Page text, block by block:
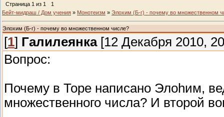
Страница 1 из 1
1
Бейт-мидраш / Дом учения » Монотеизм » Элохим (Б-г) - почему во множественном
Элохим (Б-г) - почему во множественном числе?
[1] Галилеянка[12 Декабря 2010,
Вопрос:
Почему в Торе написано Элоhим,
множественного числа? И второй